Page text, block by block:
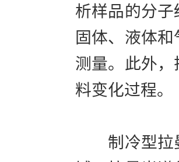
析样品的分
固体、液体
测量。此外
料变化过程。
制冷型拉曼